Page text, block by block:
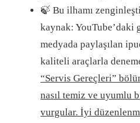
🍃 Bu ilhamı
kaynak: YouTube’daki
medyada paylaşılan
kaliteli araçlarla
“Servis Gereçleri”
nasıl temiz ve uyumlu
vurgular. İyi